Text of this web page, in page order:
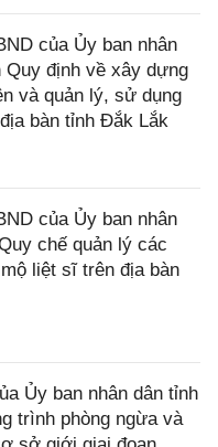
của Ủy ban nhân
định về xây dựng
và quản lý, sử dụng
bàn tỉnh Đắk Lắk
của Ủy ban nhân
chế quản lý các
liệt sĩ trên địa bàn
Ủy ban nhân dân tỉnh
trình phòng ngừa và